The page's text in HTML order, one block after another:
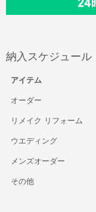
納入スケジュール
アイテム
オーダー
リメイク リフォーム
ウエディング
メンズオーダー
その他